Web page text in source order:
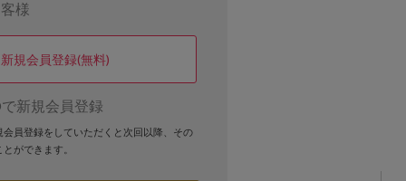
様
新規会員登録(無料)
新規会員登録
員登録をしていただくと次回以降、その
ができます。